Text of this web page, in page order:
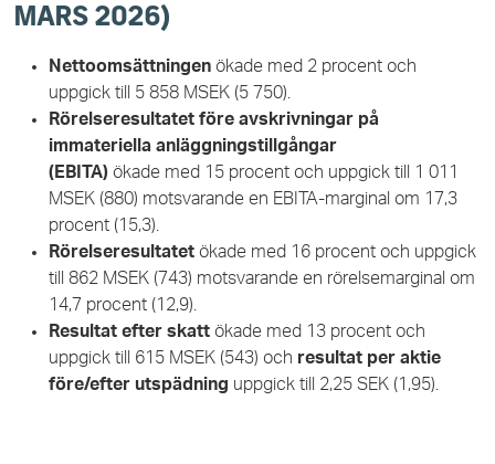
MARS 2026)
Nettoomsättningen ökade med 2 procent och
uppgick till 5 858 MSEK (5 750).
Rörelseresultatet före avskrivningar på
immateriella anläggningstillgångar
(EBITA) ökade med 15 procent och uppgick till 1 011
MSEK (880) motsvarande en EBITA-marginal om 17,3
procent (15,3).
Rörelseresultatet ökade med 16 procent och uppgick
till 862 MSEK (743) motsvarande en rörelsemarginal om
14,7 procent (12,9).
Resultat efter skatt ökade med 13 procent och
uppgick till 615 MSEK (543) och resultat per aktie
före/efter utspädning uppgick till 2,25 SEK (1,95).